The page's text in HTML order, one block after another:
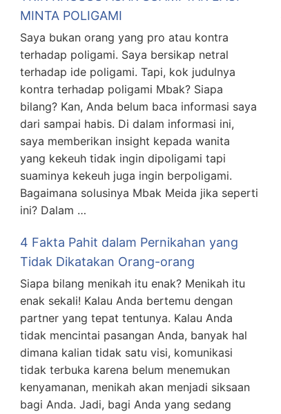
MINTA POLIGAMI
Saya bukan orang yang pro atau kontra
terhadap poligami. Saya bersikap netral
terhadap ide poligami. Tapi, kok judulnya
kontra terhadap poligami Mbak? Siapa
bilang? Kan, Anda belum baca informasi saya
dari sampai habis. Di dalam informasi ini,
saya memberikan insight kepada wanita
yang kekeuh tidak ingin dipoligami tapi
suaminya kekeuh juga ingin berpoligami.
Bagaimana solusinya Mbak Meida jika seperti
ini? Dalam …
4 Fakta Pahit dalam Pernikahan yang
Tidak Dikatakan Orang-orang
Siapa bilang menikah itu enak? Menikah itu
enak sekali! Kalau Anda bertemu dengan
partner yang tepat tentunya. Kalau Anda
tidak mencintai pasangan Anda, banyak hal
dimana kalian tidak satu visi, komunikasi
tidak terbuka karena belum menemukan
kenyamanan, menikah akan menjadi siksaan
bagi Anda. Jadi, bagi Anda yang sedang